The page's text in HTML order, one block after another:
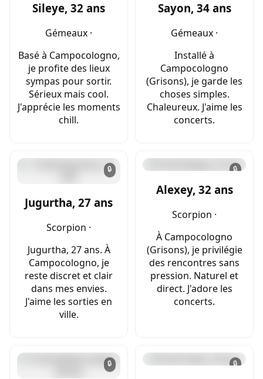
Sileye, 32 ans
Gémeaux ·
Basé à Campocologno,
je profite des lieux
sympas pour sortir.
Sérieux mais cool.
J'apprécie les moments
chill.
Sayon, 34 ans
Gémeaux ·
Installé à
Campocologno
(Grisons), je garde les
choses simples.
Chaleureux. J'aime les
concerts.
🔒
Jugurtha, 27 ans
Scorpion ·
Jugurtha, 27 ans. À
Campocologno, je
reste discret et clair
dans mes envies.
J'aime les sorties en
ville.
🔒
Alexey, 32 ans
Scorpion ·
À Campocologno
(Grisons), je privilégie
des rencontres sans
pression. Naturel et
direct. J'adore les
concerts.
🔒 🔒